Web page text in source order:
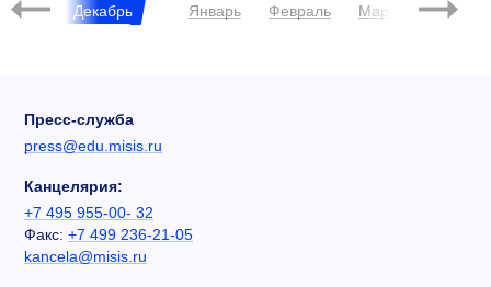
Декабрь
Январь
Февраль Март Апрель
Пресс-служба
press@edu.misis.ru
Канцелярия:
+7 495 955-00- 32
Факс: +7 499 236-21-05
kancela@misis.ru